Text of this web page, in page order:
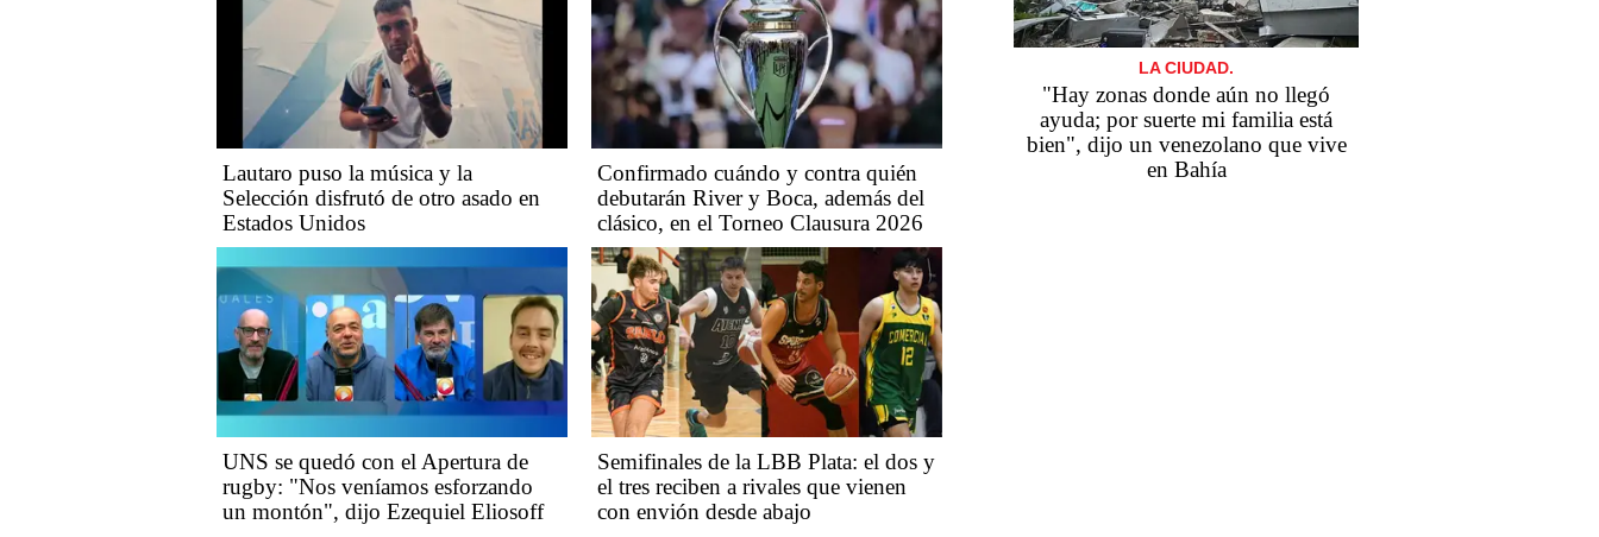
Lautaro puso la música y la
Selección disfrutó de otro asado en
Estados Unidos
Confirmado cuándo y contra quién
debutarán River y Boca, además del
clásico, en el Torneo Clausura 2026
UNS se quedó con el Apertura de
rugby: "Nos veníamos esforzando
un montón", dijo Ezequiel Eliosoff
Semifinales de la LBB Plata: el dos y
el tres reciben a rivales que vienen
con envión desde abajo
LA CIUDAD.
"Hay zonas donde aún no llegó
ayuda; por suerte mi familia está
bien", dijo un venezolano que vive
en Bahía